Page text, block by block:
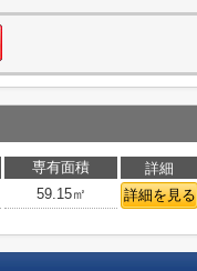
専有面積 詳細
59.15㎡ 詳細を見る